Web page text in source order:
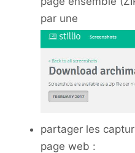
par une
partager les
page web :